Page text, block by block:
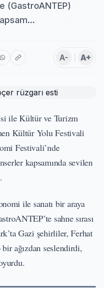
(GastroANTEP)
A- A+
ile Kültür ve Turizm
Kültür Yolu Festivali
Festivali’nde
kapsamında sevilen
ile sanatı bir araya
sahne sırası
Gazi şehirliler, Ferhat
bir ağızdan seslendirdi,